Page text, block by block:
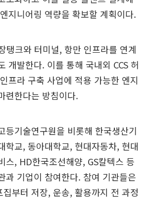
지니어링 역량을 확보할 계획이다.
탱크와 터미널, 항만 인프라를 연계
개발한다. 이를 통해 국내외 CCS 허
프라 구축 사업에 적용 가능한 엔지
련한다는 방침이다.
등기술연구원을 비롯해 한국생산기
학교, 동아대학교, 현대자동차, 현대
스, HD한국조선해양, GS칼텍스 등
과 기업이 참여한다. 참여 기관들은
집부터 저장, 운송, 활용까지 전 과정